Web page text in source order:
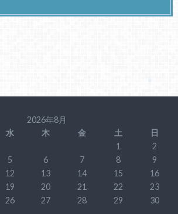
2026年8月
水 木 金 土
日
1
2
5 6 7 8
9
12 13 14 15
16
19 20 21 22
23
26 27 28 29
30